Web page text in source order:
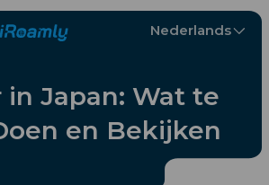
Nederlands
in Japan: Wat te
en Bekijken